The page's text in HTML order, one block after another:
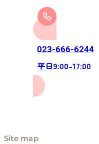
023-666-6244
平日9:00-17:00
Site map